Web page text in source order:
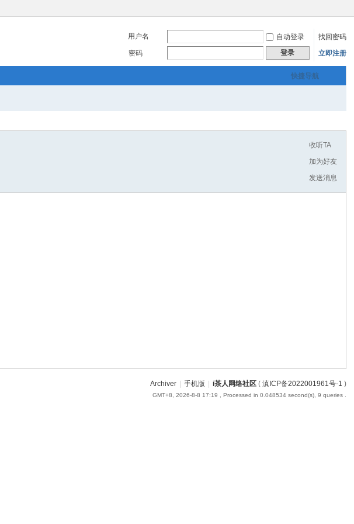
用户名 自动登录
找回密码
密码
登录 立即注册
快捷导航
收听TA
加为好友
发送消息
Archiver 手机版 i茶人网络社区( 滇ICP备2022001961号-1 )
GMT+8, 2026-8-8 17:19 , Processed in 0.048534 second(s), 9 queries .